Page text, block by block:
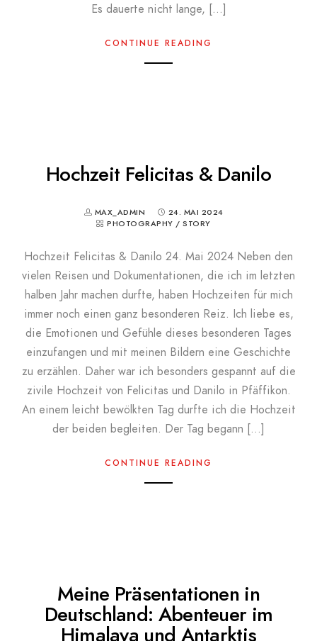
Es dauerte nicht lange, […]
CONTINUE READING
Hochzeit Felicitas & Danilo
MAX_ADMIN
24. MAI 2024
PHOTOGRAPHY /STORY
Hochzeit Felicitas & Danilo 24. Mai 2024 Neben den
vielen Reisen und Dokumentationen, die ich im letzten
halben Jahr machen durfte, haben Hochzeiten für mich
immer noch einen ganz besonderen Reiz. Ich liebe es,
die Emotionen und Gefühle dieses besonderen Tages
einzufangen und mit meinen Bildern eine Geschichte
zu erzählen. Daher war ich besonders gespannt auf die
zivile Hochzeit von Felicitas und Danilo in Pfäffikon.
An einem leicht bewölkten Tag durfte ich die Hochzeit
der beiden begleiten. Der Tag begann […]
CONTINUE READING
Meine Präsentationen in
Deutschland: Abenteuer im
Himalaya und Antarktis